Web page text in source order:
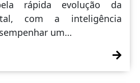
rápida evolução da
com a inteligência
um…